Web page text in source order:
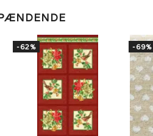
-62% -69%